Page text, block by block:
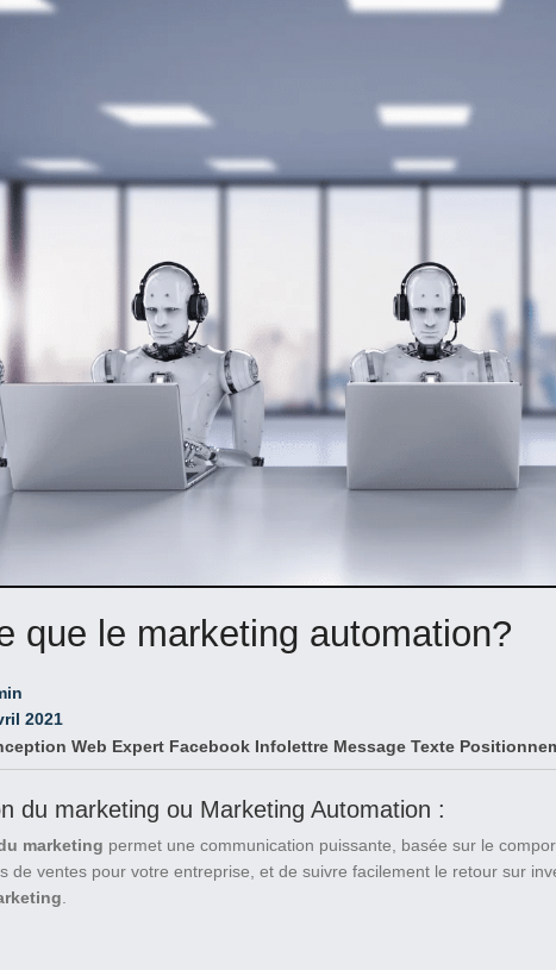
que le marketing automation?
2021
Web Expert Facebook Infolettre Message Texte
du marketing ou Marketing Automation :
marketing permet une communication puissante, basée sur le
de ventes pour votre entreprise, et de suivre facilement le retour sur